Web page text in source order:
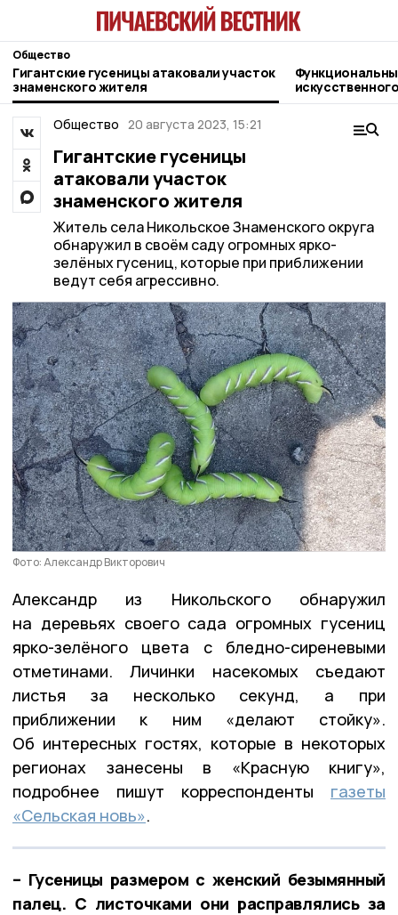
Общество
Гигантские гусеницы атаковали участок
знаменского жителя
жительница
Общество 20 августа 2023, 15:21
Гигантские гусеницы
атаковали участок
знаменского жителя
Житель села Никольское Знаменского округа
обнаружил в своём саду огромных ярко-
зелёных гусениц, которые при приближении
ведут себя агрессивно.
Фото: Александр Викторович
Александр из Никольского обнаружил
на деревьях своего сада огромных гусениц
ярко-зелёного цвета с бледно-сиреневыми
отметинами. Личинки насекомых съедают
листья за несколько секунд, а при
приближении к ним «делают стойку».
Об интересных гостях, которые в некоторых
регионах занесены в «Красную книгу»,
подробнее пишут корреспонденты газеты
«Сельская новь».
– Гусеницы размером с женский безымянный
палец. С листочками они расправлялись за